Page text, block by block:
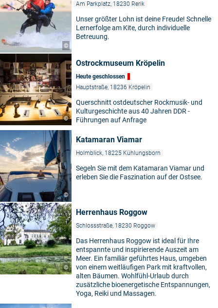
©
Am Parkplatz, 18230 Rerik
Unser größter Lohn ist deine Freude! Schnelle
Lernerfolge am Kite, durch individuelle
Betreuung.
©
Ostrockmuseum Kröpelin
Heute geschlossen
Hauptstraße, 18236 Kröpelin
Querschnitt ostdeutscher Rockmusik- und
Kulturgeschichte aus 40 Jahren DDR -
Führungen auf Anfrage
©
Katamaran Viamar
Holmblick, 18225 Kühlungsborn
Segeln Sie mit dem Katamaran Viamar und
erleben Sie die Faszination auf der Ostsee.
©
Herrenhaus Roggow
Schlossstraße, 18230 Roggow
Das Herrenhaus Roggow ist ideal für Ihre
entspannte und inspirierende Auszeit am
Meer. Ein familiär geführtes Haus, umgeben
von einem weitläufigen Park mit kraftvollen,
alten Bäumen. Wohlfühl-Urlaub durch
zusätzliche bioenergetische Entspannungen,
Yoga, Reiki und Massagen.